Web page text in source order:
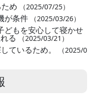
め （2025/07/25）
が条件 （2025/03/26）
どもを安心して寝かせ
れる （2025/03/21）
ているため。
（2025/0